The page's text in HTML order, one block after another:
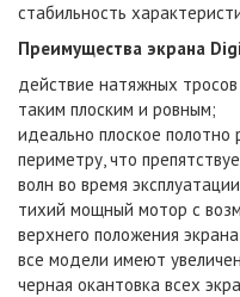
стабильность
Преимущества экрана
действие натяжных
таким плоским и ровным;
идеально плоское полотно
периметру, что
волн во время
тихий мощный мотор с
верхнего положения
все модели имеют
черная окантовка всех